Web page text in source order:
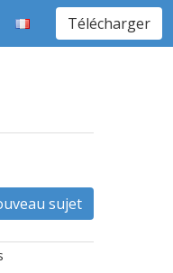
Télécharger
sujet